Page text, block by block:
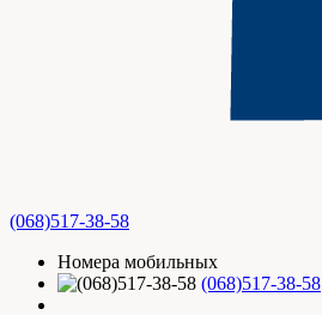
(068)517-38-58
Номера мобильных
(068)517-38-58